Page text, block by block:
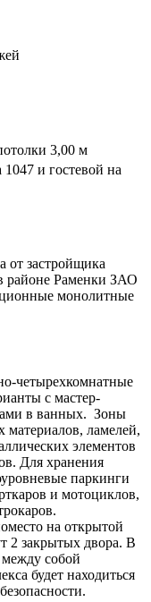
3,00 м
и гостевой на
от застройщика
районе Раменки ЗАО
монолитные
четырехкомнатные
с мастер-
в ванных. Зоны
ламелей,
элементов
Для хранения
паркинги
и мотоциклов,
на открытой
2 закрытых двора. В
между собой
будет находиться